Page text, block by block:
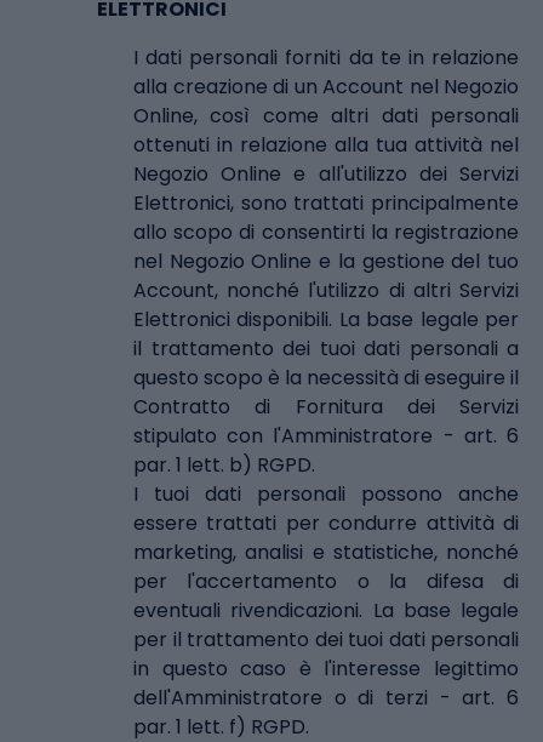
ELETTRONICI
I dati personali forniti da te in relazione
alla creazione di un Account nel Negozio
Online, così come altri dati personali
ottenuti in relazione alla tua attività nel
Negozio Online e all'utilizzo dei Servizi
Elettronici, sono trattati principalmente
allo scopo di consentirti la registrazione
nel Negozio Online e la gestione del tuo
Account, nonché l'utilizzo di altri Servizi
Elettronici disponibili. La base legale per
il trattamento dei tuoi dati personali a
questo scopo è la necessità di eseguire il
Contratto di Fornitura dei Servizi
stipulato con l'Amministratore - art. 6
par. 1 lett. b) RGPD.
I tuoi dati personali possono anche
essere trattati per condurre attività di
marketing, analisi e statistiche, nonché
per l'accertamento o la difesa di
eventuali rivendicazioni. La base legale
per il trattamento dei tuoi dati personali
in questo caso è l'interesse legittimo
dell'Amministratore o di terzi - art. 6
par. 1 lett. f) RGPD.